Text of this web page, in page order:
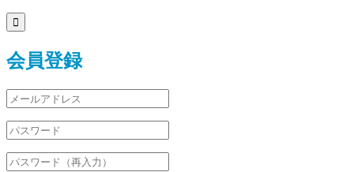

会員登録